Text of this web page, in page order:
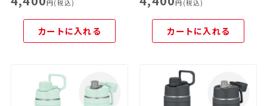
円(税込)
カートに入れる
円(税込)
カートに入れる